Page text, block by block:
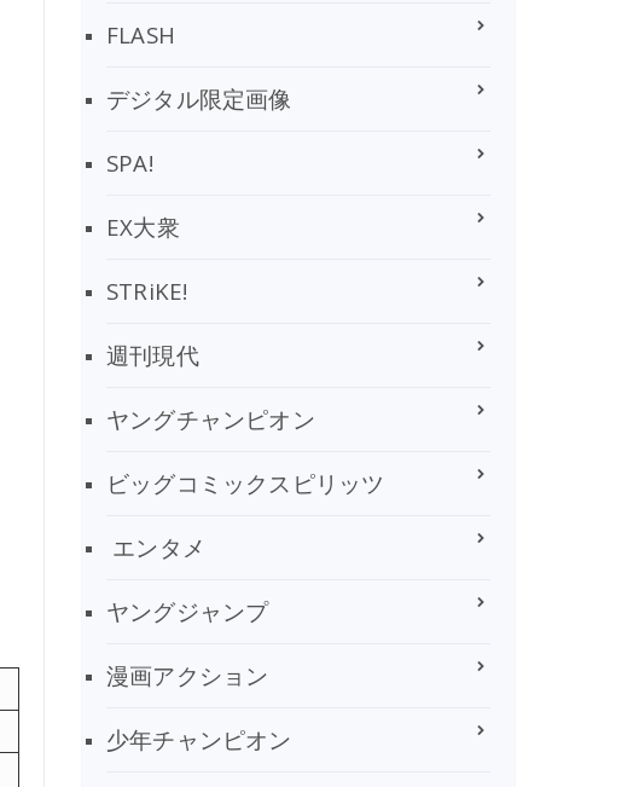
FLASH
デジタル限定画像
SPA!
EX大衆
STRiKE!
週刊現代
ヤングチャンピオン
ビッグコミックスピリッツ
エンタメ
ヤングジャンプ
漫画アクション
少年チャンピオン